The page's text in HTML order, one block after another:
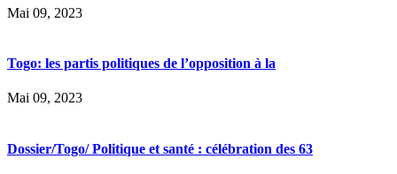
Mai 09, 2023
Togo: les partis politiques de l’opposition à la
Mai 09, 2023
Dossier/Togo/ Politique et santé : célébration des 63